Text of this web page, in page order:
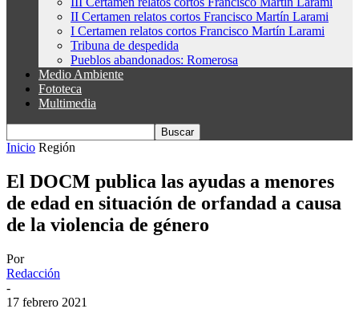
II Certamen relatos cortos Francisco Martín Larami
I Certamen relatos cortos Francisco Martín Larami
Tribuna de despedida
Pueblos abandonados: Romerosa
Medio Ambiente
Fototeca
Multimedia
Inicio Región
El DOCM publica las ayudas a menores
de edad en situación de orfandad a causa
de la violencia de género
Por
Redacción
-
17 febrero 2021